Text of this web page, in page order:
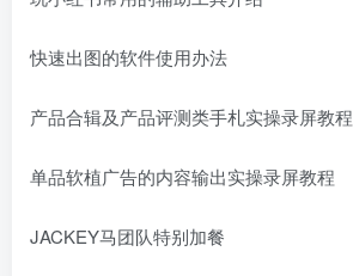
快速出图的软件使用办法
产品合辑及产品评测类手札实操录屏教程
单品软植广告的内容输出实操录屏教程
JACKEY马团队特别加餐